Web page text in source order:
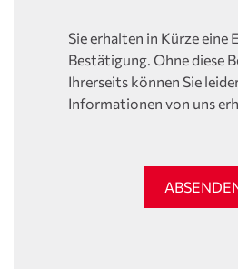
Sie erhalten in Kürze eine
Bestätigung. Ohne diese
Ihrerseits können Sie
Informationen von uns